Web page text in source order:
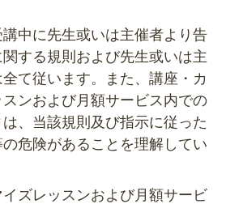
中に先生或いは主催者より告
する規則および先生或いは主
て従います。また、講座・カ
ンおよび月額サービス内での
、当該規則及び指示に従った
危険があることを理解してい
ズレッスンおよび月額サービ